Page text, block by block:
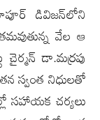
డివిజ‌న్‌లోని
వేల ఆ
డా.మ‌ర్ర‌పు
స్వంత నిధుల‌తో
స‌హాయ‌క చ‌ర్య‌లు